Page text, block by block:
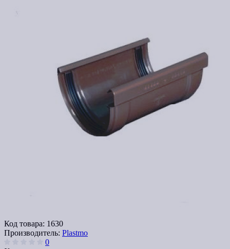
Код товара: 1630
Производитель: Plastmo
0